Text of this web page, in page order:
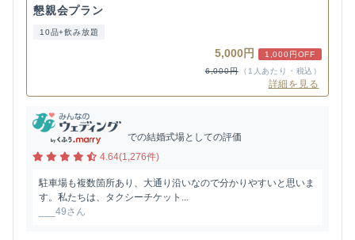
懇親会プラン
10品+飲み放題
5,000円
1,000円OFF
6,000円
（1人あたり・税込）
詳細を見る
での結婚式場としての評価
4.64(1,276件)
駐車場も複数箇所あり、大通り沿いなので分かりやすいと思いま
す。私たちは、タクシーチケット...
___49さん